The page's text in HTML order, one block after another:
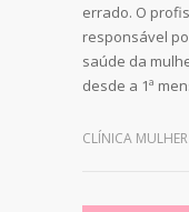
errado. O
responsável
saúde da
desde a 1ª
CLÍNICA MULHER